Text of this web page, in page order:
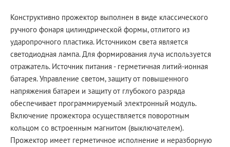
Конструктивно прожектор выполнен в виде классического
ручного фонаря цилиндрической формы, отлитого из
ударопрочного пластика. Источником света является
светодиодная лампа. Для формирования луча используется
отражатель. Источник питания - герметичная литий-ионная
батарея. Управление светом, защиту от повышенного
напряжения батареи и защиту от глубокого разряда
обеспечивает программируемый электронный модуль.
Включение прожектора осуществляется поворотным
кольцом со встроенным магнитом (выключателем).
Прожектор имеет герметичное исполнение и неразборную